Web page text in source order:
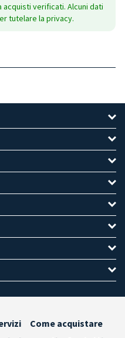
verificati. Alcuni dati
tutelare la privacy.
Come acquistare